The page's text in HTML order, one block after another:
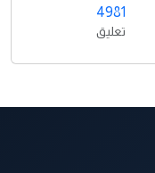
4981
تعليق